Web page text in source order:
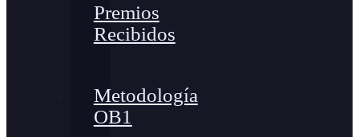
Premios
Recibidos
Metodología
OB1